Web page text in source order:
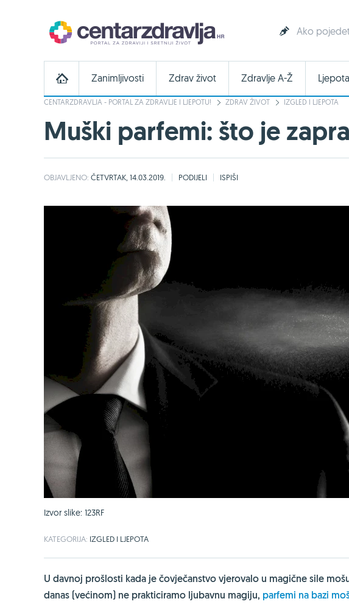
Ako
Zanimljivosti Zdrav život Zdravlje A-Ž
CENTARZDRAVLJA - PORTAL ZA ZDRAVLJE I LJEPOTU! ZDRAV ŽIVOT IZGLED I LJEPOTA
Muški parfemi: što je
OBJAVLJENO: ČETVRTAK, 14.03.2019. PODIJELI ISPIŠI
Izvor slike: 123RF
KATEGORIJA: IZGLED I LJEPOTA
U davnoj prošlosti kada je čovječanstvo vjerovalo u magične sile
danas (većinom) ne prakticiramo ljubavnu magiju, parfemi na bazi